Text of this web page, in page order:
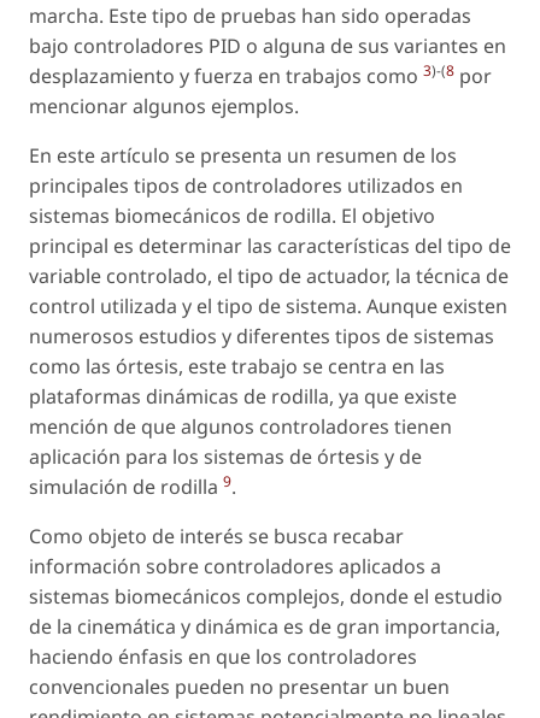
marcha. Este tipo de pruebas han sido operadas
bajo controladores PID o alguna de sus variantes en
desplazamiento y fuerza en trabajos como 3)-(8 por
mencionar algunos ejemplos.
En este artículo se presenta un resumen de los
principales tipos de controladores utilizados en
sistemas biomecánicos de rodilla. El objetivo
principal es determinar las características del tipo de
variable controlado, el tipo de actuador, la técnica de
control utilizada y el tipo de sistema. Aunque existen
numerosos estudios y diferentes tipos de sistemas
como las órtesis, este trabajo se centra en las
plataformas dinámicas de rodilla, ya que existe
mención de que algunos controladores tienen
aplicación para los sistemas de órtesis y de
simulación de rodilla 9.
Como objeto de interés se busca recabar
información sobre controladores aplicados a
sistemas biomecánicos complejos, donde el estudio
de la cinemática y dinámica es de gran importancia,
haciendo énfasis en que los controladores
convencionales pueden no presentar un buen